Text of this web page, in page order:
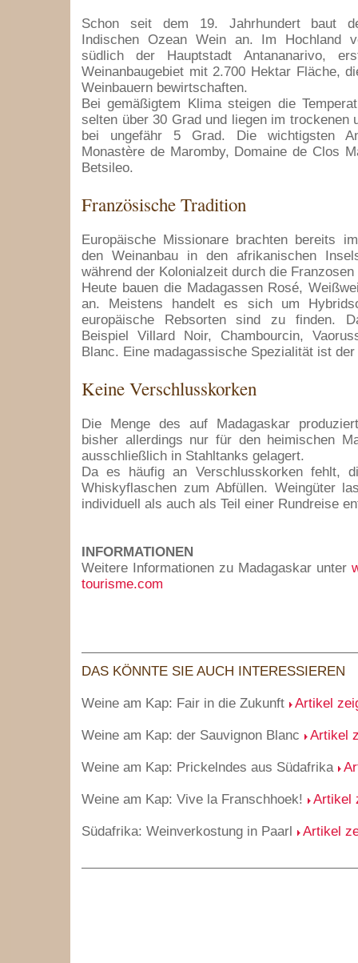
Schon seit dem 19. Jahrhundert baut
Indischen Ozean Wein an. Im Hochland
südlich der Hauptstadt Antananarivo,
Weinanbaugebiet mit 2.700 Hektar Fläche,
Weinbauern bewirtschaften.
Bei gemäßigtem Klima steigen die
selten über 30 Grad und liegen im trockenen
bei ungefähr 5 Grad. Die wichtigsten
Monastère de Maromby, Domaine de Clos
Betsileo.
Französische Tradition
Europäische Missionare brachten bereits
den Weinanbau in den afrikanischen
während der Kolonialzeit durch die
Heute bauen die Madagassen Rosé,
an. Meistens handelt es sich um
europäische Rebsorten sind zu finden.
Beispiel Villard Noir, Chambourcin,
Blanc. Eine madagassische Spezialität ist
Keine Verschlusskorken
Die Menge des auf Madagaskar
bisher allerdings nur für den heimischen
ausschließlich in Stahltanks gelagert.
Da es häufig an Verschlusskorken fehlt,
Whiskyflaschen zum Abfüllen. Weingüter
individuell als auch als Teil einer Rundreise
INFORMATIONEN
Weitere Informationen zu Madagaskar unter
tourisme.com
DAS KÖNNTE SIE AUCH INTERESSIEREN
Weine am Kap: Fair in die Zukunft Artikel
Weine am Kap: der Sauvignon Blanc Artikel
Weine am Kap: Prickelndes aus Südafrika
Weine am Kap: Vive la Franschhoek! Artikel
Südafrika: Weinverkostung in Paarl Artikel